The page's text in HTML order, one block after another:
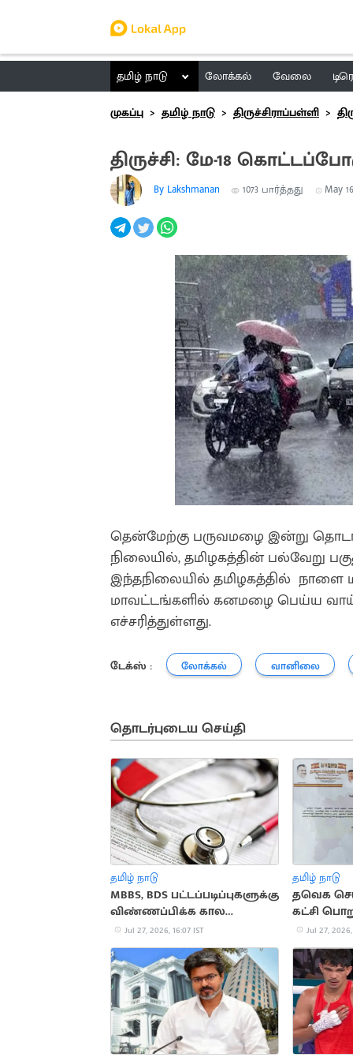
தமிழ் நாடு லோக்கல் வேலை
முகப்பு
தமிழ் நாடு திருச்சிராப்பள்ளி
திருச்சி: மே-18
By Lakshmanan 1073 பார்த்தது May
தென்மேற்கு பருவமழை இன்று
நிலையில், தமிழகத்தின் பல்வேறு
இந்தநிலையில் தமிழகத்தில் நாளை
மாவட்டங்களில் கனமழை பெய்ய
எச்சரித்துள்ளது.
டேக்ஸ் : லோக்கல் வானிலை
தொடர்புடைய செய்தி
தமிழ் நாடு
MBBS, BDS பட்டப்படிப்புகளுக்கு
விண்ணப்பிக்க கால
அவகாசம் நீட்டிப்பு
Jul 27, 2026, 16:07 IST
தமிழ் நாடு
தவெக
கட்சி
நீக்கம்
Jul 27, 2026,